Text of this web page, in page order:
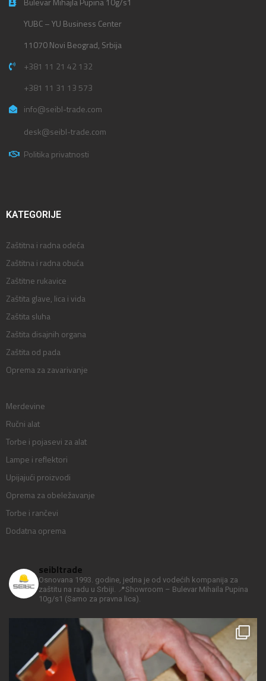
YUBC – YU Business Center
11070 Novi Beograd, Srbija
+381 11 21 42 132
+381 11 31 13 573
info@seibl-trade.com
desk@seibl-trade.com
Politika privatnosti
KATEGORIJE
Zaštitna i radna odeća
Zaštitna i radna obuća
Zaštitne rukavice
Zaštita glave, lica i vida
Zaštita sluha
Zaštita disajnih organa
Zaštita od pada
Oprema za zavarivanje
Merdevine
Ručni alat
Torbe i pojasevi za alat
Lampe i reflektori
Upijajući proizvodi
Oprema za obeležavanje
Torbe i rančevi
Dodatna oprema
seibltrade
Osnovana 1993. godine, jedna je od vodećih kompanija za
zaštitu na radu u Srbiji.
📍Showroom – Bulevar Mihaila Pupina
10g/s1 (Samo za pravna lica).